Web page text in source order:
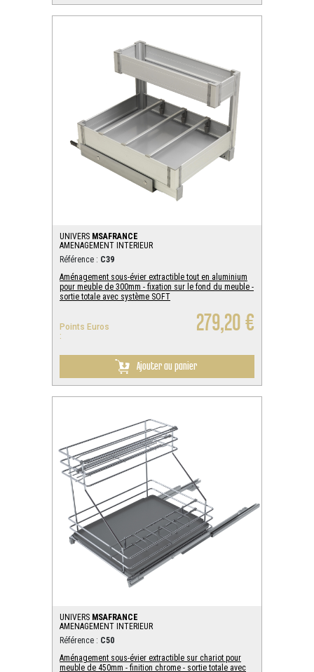
UNIVERS MSAFRANCE
AMENAGEMENT INTERIEUR
Référence : C39
Aménagement sous-évier extractible tout en aluminium
pour meuble de 300mm - fixation sur le fond du meuble -
sortie totale avec système SOFT
Points Euros
:
279,20 €
Ajouter au panier
UNIVERS MSAFRANCE
AMENAGEMENT INTERIEUR
Référence : C50
Aménagement sous-évier extractible sur chariot pour
meuble de 450mm - finition chrome - sortie totale avec